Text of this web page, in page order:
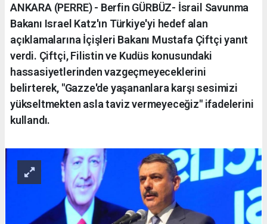
ANKARA (PERRE) - Berfin GÜRBÜZ- İsrail Savunma
Bakanı Israel Katz'ın Türkiye'yi hedef alan
açıklamalarına İçişleri Bakanı Mustafa Çiftçi yanıt
verdi. Çiftçi, Filistin ve Kudüs konusundaki
hassasiyetlerinden vazgeçmeyeceklerini
belirterek, "Gazze'de yaşananlara karşı sesimizi
yükseltmekten asla taviz vermeyeceğiz" ifadelerini
kullandı.